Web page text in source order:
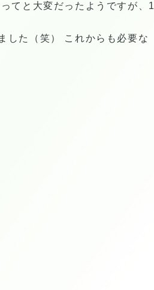
てと大変だったようですが、1
した（笑） これからも必要な